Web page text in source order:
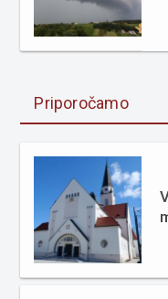
Priporočamo